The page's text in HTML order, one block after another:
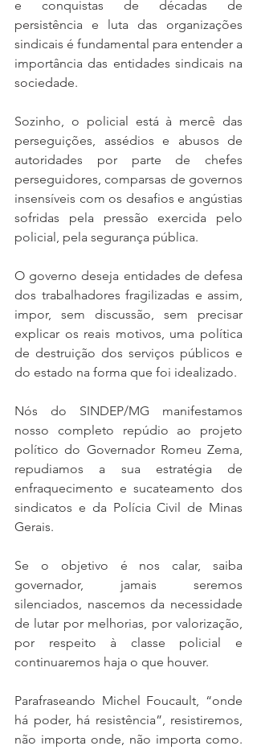
e conquistas de décadas de
persistência e luta das organizações
sindicais é fundamental para entender a
importância das entidades sindicais na
sociedade.
Sozinho, o policial está à mercê das
perseguições, assédios e abusos de
autoridades por parte de chefes
perseguidores, comparsas de governos
insensíveis com os desafios e angústias
sofridas pela pressão exercida pelo
policial, pela segurança pública.
O governo deseja entidades de defesa
dos trabalhadores fragilizadas e assim,
impor, sem discussão, sem precisar
explicar os reais motivos, uma política
de destruição dos serviços públicos e
do estado na forma que foi idealizado.
Nós do SINDEP/MG manifestamos
nosso completo repúdio ao projeto
político do Governador Romeu Zema,
repudiamos a sua estratégia de
enfraquecimento e sucateamento dos
sindicatos e da Polícia Civil de Minas
Gerais.
Se o objetivo é nos calar, saiba
governador, jamais seremos
silenciados, nascemos da necessidade
de lutar por melhorias, por valorização,
por respeito à classe policial e
continuaremos haja o que houver.
Parafraseando Michel Foucault, “onde
há poder, há resistência”, resistiremos,
não importa onde, não importa como.